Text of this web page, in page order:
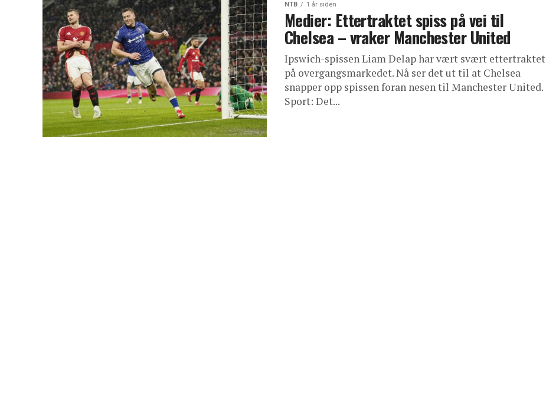
NTB 1 år siden
Medier: Ettertraktet spiss på vei til
Chelsea – vraker Manchester United
Ipswich-spissen Liam Delap har vært svært ettertraktet
på overgangsmarkedet. Nå ser det ut til at Chelsea
snapper opp spissen foran nesen til Manchester United.
Sport: Det...